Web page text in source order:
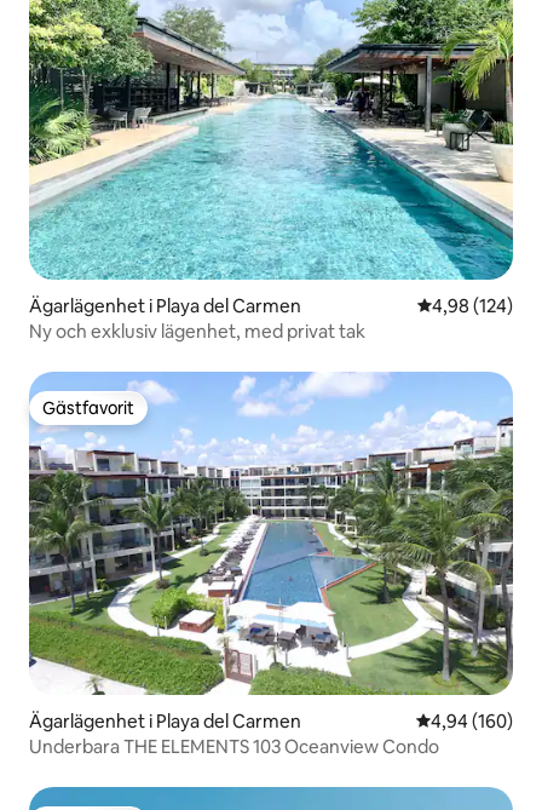
Ägarlägenhet i Playa del Carmen 4,98 av 5 i
4,98 (124)
Ny och exklusiv lägenhet, med privat tak
Gästfavorit
Gästfavorit
Ägarlägenhet i Playa del Carmen 4,94 av 5 i
4,94 (160)
Underbara THE ELEMENTS 103 Oceanview Condo